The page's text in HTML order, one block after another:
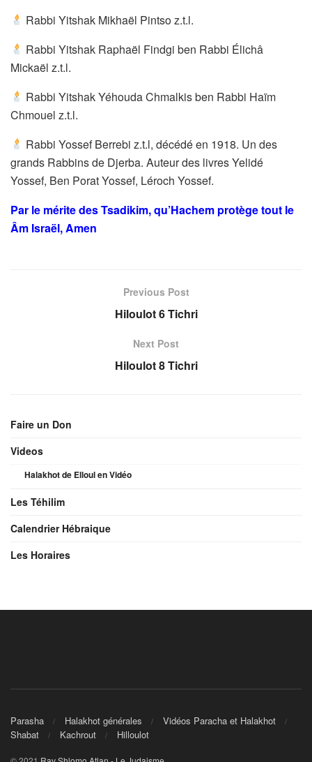
Rabbi Yitshak Mikhaël Pintso z.t.l.
Rabbi Yitshak Raphaël Findgi ben Rabbi Élichâ
Mickaël z.t.l.
Rabbi Yitshak Yéhouda Chmalkis ben Rabbi Haïm
Chmouel z.t.l.
Rabbi Yossef Berrebi z.t.l, décédé en 1918. Un des
grands Rabbins de Djerba. Auteur des livres Yelidé
Yossef, Ben Porat Yossef, Léroch Yossef.
Par le mérite des Tsadikim, qu’Hachem protège tout le
Âm Israël, Amen
Previous Post
Hiloulot 6 Tichri
Next Post
Hiloulot 8 Tichri
Faire un Don
Videos
Halakhot de Elloul en Vidéo
Les Téhilim
Calendrier Hébraique
Les Horaires
Parasha Halakhot générales
Vidéos Paracha et Halakhot
Shabat
Kachrout Hilloulot